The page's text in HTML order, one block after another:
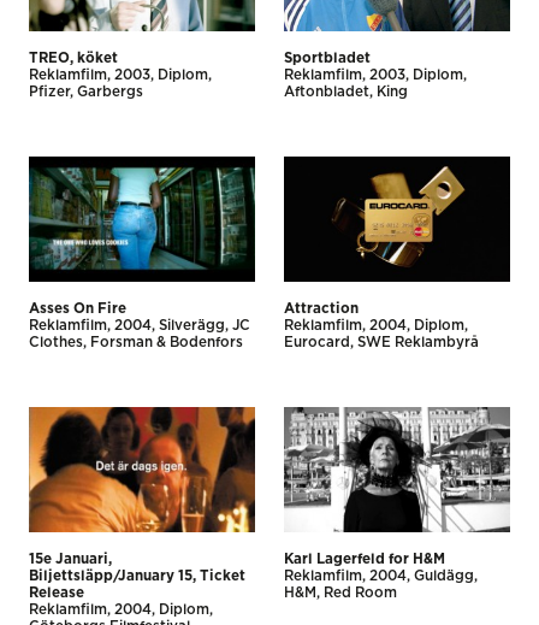
TREO, köket
Reklamfilm 2003
Diplom
Pfizer Garbergs
Sportbladet
Reklamfilm 2003
Diplom
Aftonbladet
King
Asses On Fire
Reklamfilm 2004 Silverägg
JC
Clothes
Forsman & Bodenfors
Attraction
Reklamfilm 2004
Diplom
Eurocard
SWE Reklambyrå
15e Januari,
Biljettsläpp/January 15, Ticket
Release
Reklamfilm 2004
Diplom
Karl Lagerfeld for H&M
Reklamfilm 2004 Guldägg
H&M
Red Room